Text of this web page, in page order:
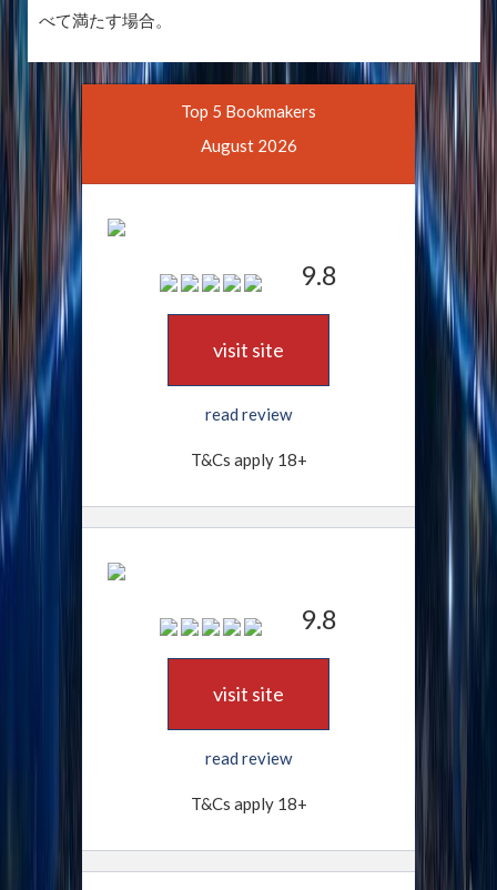
べて満たす場合。
Top 5 Bookmakers
August 2026
9.8
visit site
read review
T&Cs apply 18+
9.8
visit site
read review
T&Cs apply 18+